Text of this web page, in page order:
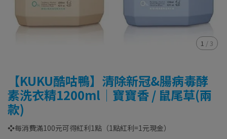
1 / 3
【KUKU酷咕鴨】清除新冠&腸病毒酵
素洗衣精1200ml│寶寶香 / 鼠尾草(兩
款)
❖每消費滿100元可得紅利1點（1點紅利=1元現金）